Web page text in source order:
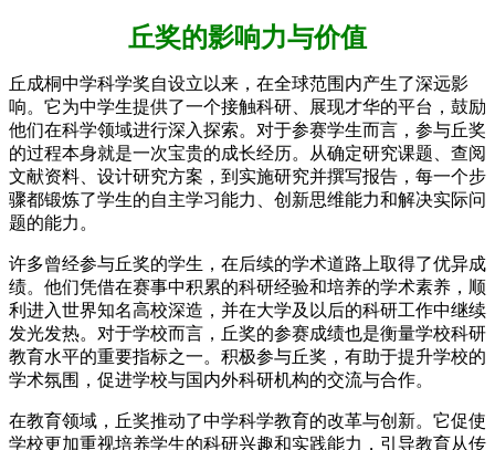
丘奖的影响力与价值
丘成桐中学科学奖自设立以来，在全球范围内产生了深远影
响。它为中学生提供了一个接触科研、展现才华的平台，鼓励
他们在科学领域进行深入探索。对于参赛学生而言，参与丘奖
的过程本身就是一次宝贵的成长经历。从确定研究课题、查阅
文献资料、设计研究方案，到实施研究并撰写报告，每一个步
骤都锻炼了学生的自主学习能力、创新思维能力和解决实际问
题的能力。
许多曾经参与丘奖的学生，在后续的学术道路上取得了优异成
绩。他们凭借在赛事中积累的科研经验和培养的学术素养，顺
利进入世界知名高校深造，并在大学及以后的科研工作中继续
发光发热。对于学校而言，丘奖的参赛成绩也是衡量学校科研
教育水平的重要指标之一。积极参与丘奖，有助于提升学校的
学术氛围，促进学校与国内外科研机构的交流与合作。
在教育领域，丘奖推动了中学科学教育的改革与创新。它促使
学校更加重视培养学生的科研兴趣和实践能力，引导教育从传